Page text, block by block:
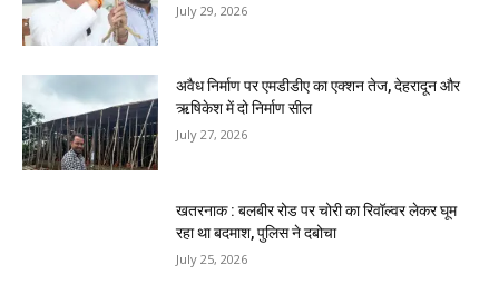
July 29, 2026
अवैध निर्माण पर एमडीडीए का एक्शन तेज, देहरादून और
ऋषिकेश में दो निर्माण सील
July 27, 2026
खतरनाक : बलबीर रोड पर चोरी का रिवॉल्वर लेकर घूम
रहा था बदमाश, पुलिस ने दबोचा
July 25, 2026